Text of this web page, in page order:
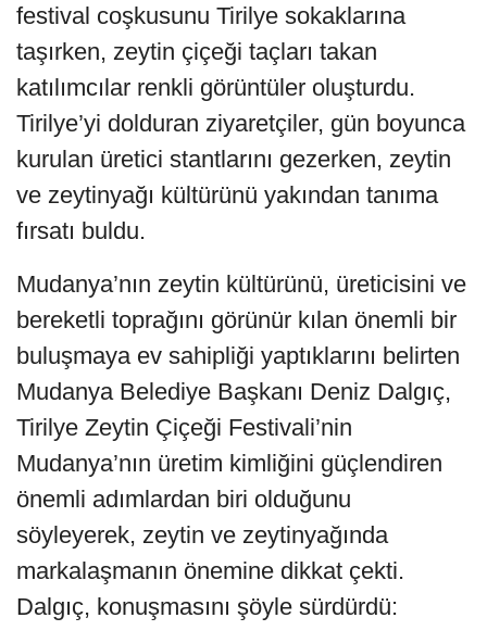
festival coşkusunu Tirilye sokaklarına
taşırken, zeytin çiçeği taçları takan
katılımcılar renkli görüntüler oluşturdu.
Tirilye’yi dolduran ziyaretçiler, gün boyunca
kurulan üretici stantlarını gezerken, zeytin
ve zeytinyağı kültürünü yakından tanıma
fırsatı buldu.
Mudanya’nın zeytin kültürünü, üreticisini ve
bereketli toprağını görünür kılan önemli bir
buluşmaya ev sahipliği yaptıklarını belirten
Mudanya Belediye Başkanı Deniz Dalgıç,
Tirilye Zeytin Çiçeği Festivali’nin
Mudanya’nın üretim kimliğini güçlendiren
önemli adımlardan biri olduğunu
söyleyerek, zeytin ve zeytinyağında
markalaşmanın önemine dikkat çekti.
Dalgıç, konuşmasını şöyle sürdürdü: